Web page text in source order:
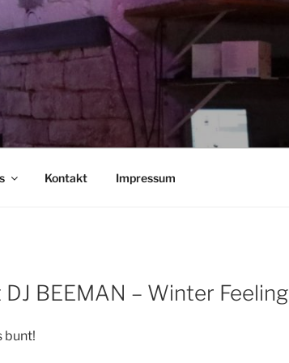
Kontakt Impressum
BEEMAN – Winter Feeling
bunt!